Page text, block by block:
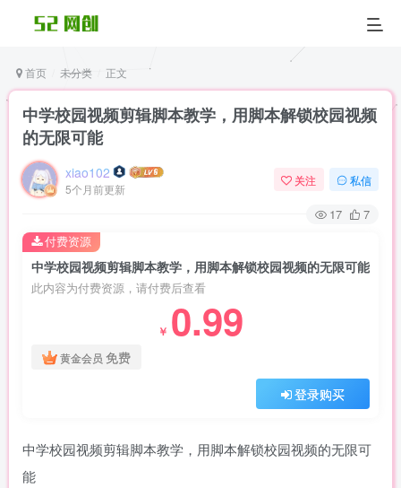
首页 未分类 正文
中学校园视频剪辑脚本教学，用脚本解锁校园视频
的无限可能
xiao102
5个月前更新
关注 私信
17 7
中学校园视频剪辑脚本教学，用脚本解锁校园视频的无限可能
此内容为付费资源，请付费后查看
￥ 0.99
黄金会员 免费
登录购买
付费资源
中学校园视频剪辑脚本教学，用脚本解锁校园视频的无限可
能